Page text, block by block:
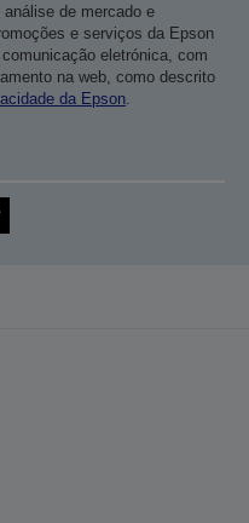
de mercado e
e serviços da Epson
eletrónica, com
na web, como descrito
da Epson